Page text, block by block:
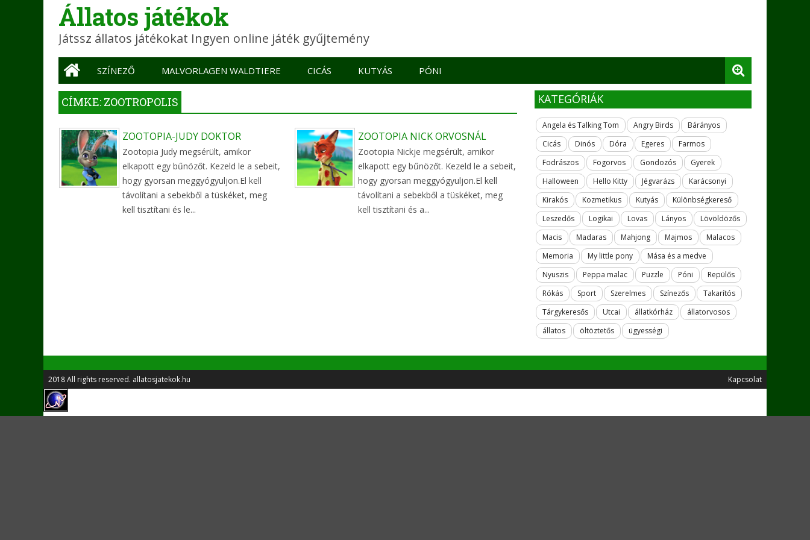
Állatos játékok
Játssz állatos játékokat Ingyen online játék gyűjtemény
Main menu
SZÍNEZŐ MALVORLAGEN WALDTIERE CICÁS KUTYÁS PÓNI
CÍMKE: ZOOTROPOLIS
ZOOTOPIA-JUDY DOKTOR
Zootopia Judy megsérült, amikor
elkapott egy bűnözőt. Kezeld le a sebeit,
hogy gyorsan meggyógyuljon.El kell
távolítani a sebekből a tüskéket, meg
kell tisztítani és le...
ZOOTOPIA NICK ORVOSNÁL
Zootopia Nickje megsérült, amikor
elkapott egy bűnözőt. Kezeld le a sebeit,
hogy gyorsan meggyógyuljon.El kell
távolítani a sebekből a tüskéket, meg
kell tisztítani és a...
KATEGÓRIÁK
Angela és Talking Tom Angry Birds
Bárányos
Cicás
Dinós Dóra Egeres
Farmos
Fodrászos
Fogorvos Gondozós
Gyerek
Halloween
Hello Kitty Jégvarázs
Karácsonyi
Kirakós
Kozmetikus Kutyás
Különbségkereső
Leszedős
Logikai Lovas Lányos
Lövöldözős
Macis
Madaras Mahjong Majmos
Malacos
Memoria
My little pony
Mása és a medve
Nyuszis
Peppa malac Puzzle Póni
Repülős
Rókás
Sport Szerelmes Színezős
Takarítós
Tárgykeresős
Utcai állatkórház
állatorvosos
állatos
öltöztetős ügyességi
2018 All rights reserved. allatosjatekok.hu Kapcsolat